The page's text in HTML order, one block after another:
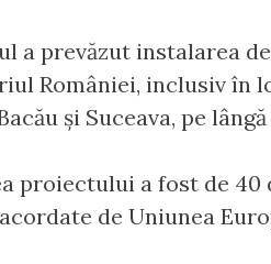
a prevăzut instalarea
României, inclusiv în
și Suceava, pe
proiectului a fost de
de Uniunea